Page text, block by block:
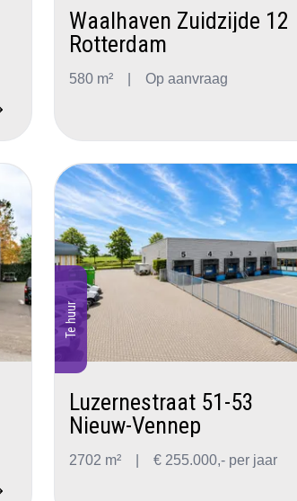
Waalhaven Zuidzijde 12
Rotterdam
580 m² Op aanvraag
Te huur
Luzernestraat 51-53
Nieuw-Vennep
2702 m² € 255.000,- per jaar